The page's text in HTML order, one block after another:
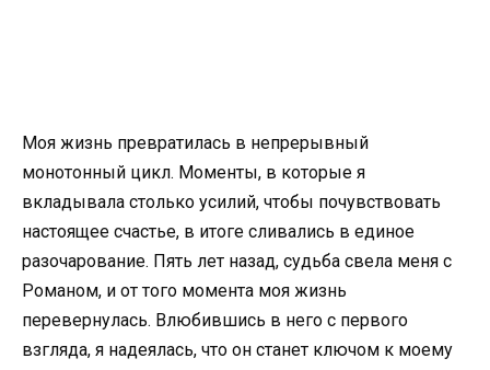
Моя жизнь превратилась в непрерывный
монотонный цикл. Моменты, в которые я
вкладывала столько усилий, чтобы почувствовать
настоящее счастье, в итоге сливались в единое
разочарование. Пять лет назад, судьба свела меня с
Романом, и от того момента моя жизнь
перевернулась. Влюбившись в него с первого
взгляда, я надеялась, что он станет ключом к моему